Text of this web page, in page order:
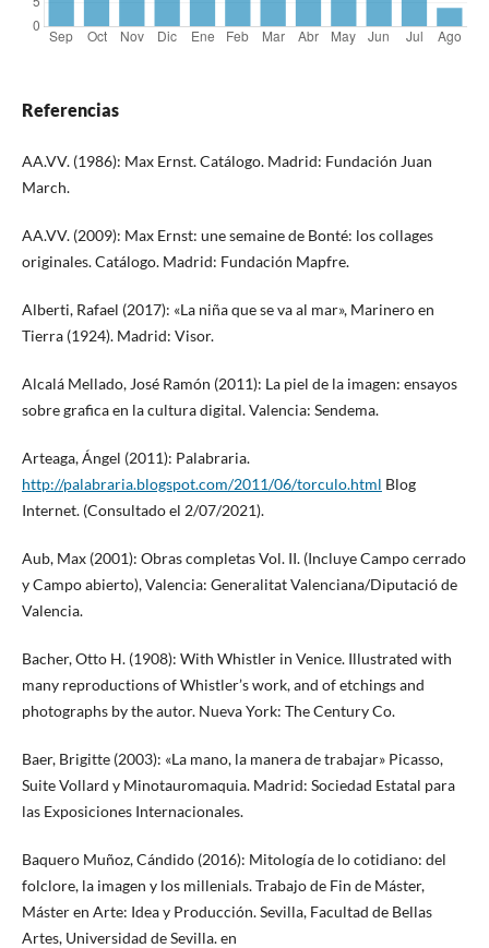
Referencias
AA.VV. (1986): Max Ernst. Catálogo. Madrid: Fundación Juan
March.
AA.VV. (2009): Max Ernst: une semaine de Bonté: los collages
originales. Catálogo. Madrid: Fundación Mapfre.
Alberti, Rafael (2017): «La niña que se va al mar», Marinero en
Tierra (1924). Madrid: Visor.
Alcalá Mellado, José Ramón (2011): La piel de la imagen: ensayos
sobre grafica en la cultura digital. Valencia: Sendema.
Arteaga, Ángel (2011): Palabraria.
http://palabraria.blogspot.com/2011/06/torculo.html Blog
Internet. (Consultado el 2/07/2021).
Aub, Max (2001): Obras completas Vol. II. (Incluye Campo cerrado
y Campo abierto), Valencia: Generalitat Valenciana/Diputació de
Valencia.
Bacher, Otto H. (1908): With Whistler in Venice. Illustrated with
many reproductions of Whistler’s work, and of etchings and
photographs by the autor. Nueva York: The Century Co.
Baer, Brigitte (2003): «La mano, la manera de trabajar» Picasso,
Suite Vollard y Minotauromaquia. Madrid: Sociedad Estatal para
las Exposiciones Internacionales.
Baquero Muñoz, Cándido (2016): Mitología de lo cotidiano: del
folclore, la imagen y los millenials. Trabajo de Fin de Máster,
Máster en Arte: Idea y Producción. Sevilla, Facultad de Bellas
Artes, Universidad de Sevilla. en